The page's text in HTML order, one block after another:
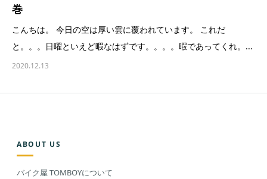
巻
こんちは。 今日の空は厚い雲に覆われています。 これだ
と。。。日曜といえど暇なはずです。。。。暇であってくれ。...
2020.12.13
ABOUT US
バイク屋 TOMBOYについて